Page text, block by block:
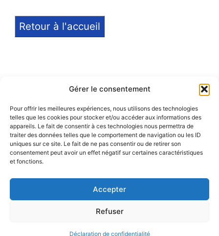
Gérer le consentement
Pour offrir les meilleures expériences, nous utilisons des technologies
telles que les cookies pour stocker et/ou accéder aux informations des
appareils. Le fait de consentir à ces technologies nous permettra de
traiter des données telles que le comportement de navigation ou les ID
uniques sur ce site. Le fait de ne pas consentir ou de retirer son
consentement peut avoir un effet négatif sur certaines caractéristiques
et fonctions.
Accepter
Refuser
Déclaration de confidentialité
Retour à l'accueil
Notice légale
Politique de confidentialité
Politique de remboursement